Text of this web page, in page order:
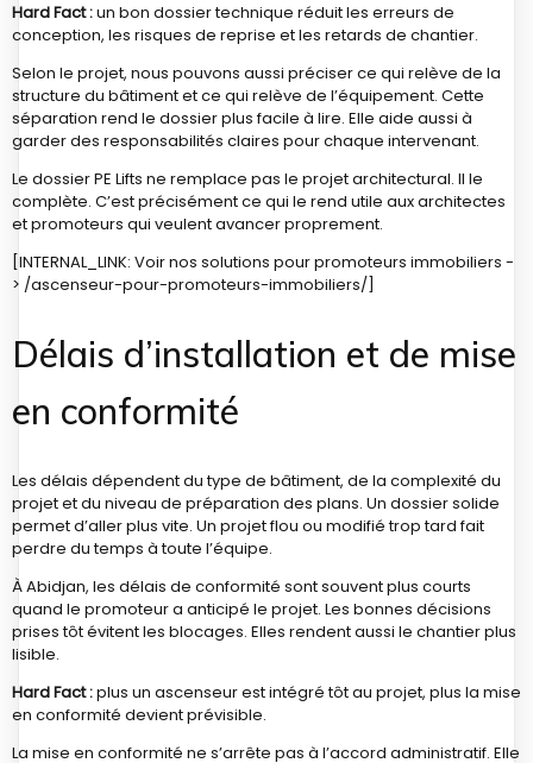
Hard Fact :un bon dossier technique réduit les erreurs de
conception, les risques de reprise et les retards de chantier.
Selon le projet, nous pouvons aussi préciser ce qui relève de la
structure du bâtiment et ce qui relève de l’équipement. Cette
séparation rend le dossier plus facile à lire. Elle aide aussi à
garder des responsabilités claires pour chaque intervenant.
Le dossier PE Lifts ne remplace pas le projet architectural. Il le
complète. C’est précisément ce qui le rend utile aux architectes
et promoteurs qui veulent avancer proprement.
[INTERNAL_LINK: Voir nos solutions pour promoteurs immobiliers -
> /ascenseur-pour-promoteurs-immobiliers/]
Délais d’installation et de mise
en conformité
Les délais dépendent du type de bâtiment, de la complexité du
projet et du niveau de préparation des plans. Un dossier solide
permet d’aller plus vite. Un projet flou ou modifié trop tard fait
perdre du temps à toute l’équipe.
À Abidjan, les délais de conformité sont souvent plus courts
quand le promoteur a anticipé le projet. Les bonnes décisions
prises tôt évitent les blocages. Elles rendent aussi le chantier plus
lisible.
Hard Fact :plus un ascenseur est intégré tôt au projet, plus la mise
en conformité devient prévisible.
La mise en conformité ne s’arrête pas à l’accord administratif. Elle